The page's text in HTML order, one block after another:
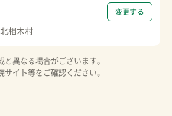
変更する
相木村
異なる場合がございます。
イト等をご確認ください。